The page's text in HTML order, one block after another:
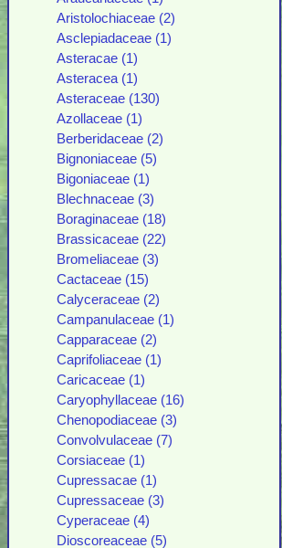
Aristolochiaceae (2)
Asclepiadaceae (1)
Asteracae (1)
Asteracea (1)
Asteraceae (130)
Azollaceae (1)
Berberidaceae (2)
Bignoniaceae (5)
Bigoniaceae (1)
Blechnaceae (3)
Boraginaceae (18)
Brassicaceae (22)
Bromeliaceae (3)
Cactaceae (15)
Calyceraceae (2)
Campanulaceae (1)
Capparaceae (2)
Caprifoliaceae (1)
Caricaceae (1)
Caryophyllaceae (16)
Chenopodiaceae (3)
Convolvulaceae (7)
Corsiaceae (1)
Cupressacae (1)
Cupressaceae (3)
Cyperaceae (4)
Dioscoreaceae (5)